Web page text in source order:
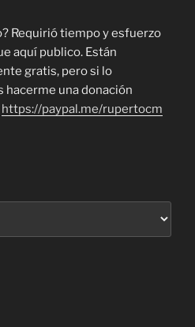
Requirió tiempo y esfuerzo
aquí publico. Están
gratis, pero si lo
hacerme una donación
https://paypal.me/rupertocm